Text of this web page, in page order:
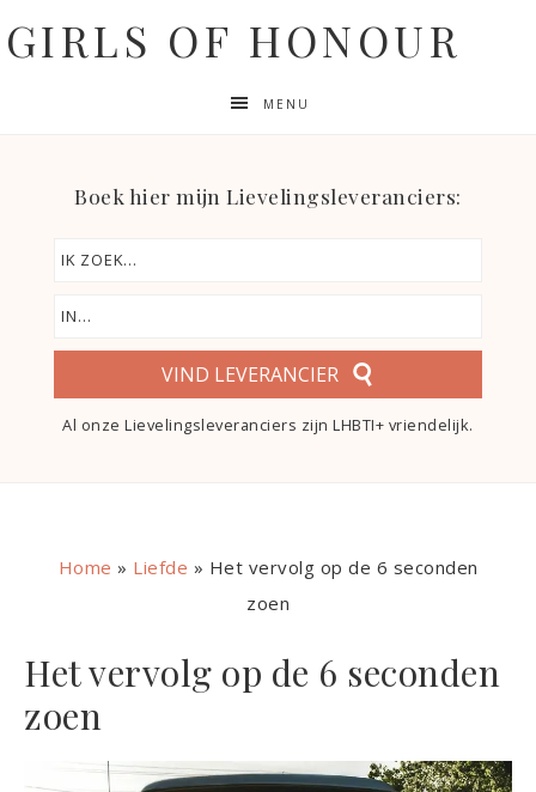
GIRLS OF HONOUR
MENU
Boek hier mijn Lievelingsleveranciers:
VIND LEVERANCIER
Al onze Lievelingsleveranciers zijn LHBTI+ vriendelijk.
Home » Liefde » Het vervolg op de 6 seconden
zoen
Het vervolg op de 6 seconden
zoen